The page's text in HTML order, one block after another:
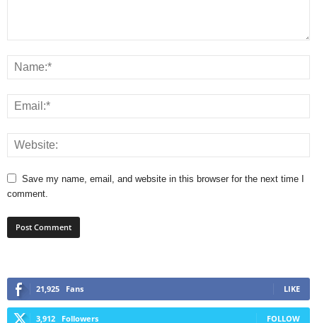
Save my name, email, and website in this browser for the next time I
comment.
21,925 Fans LIKE
3,912 Followers FOLLOW